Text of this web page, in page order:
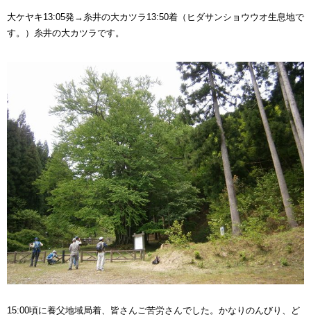
大ケヤキ13:05発→糸井の大カツラ13:50着（ヒダサンショウウオ生息地で
す。）糸井の大カツラです。
15:00頃に養父地域局着、皆さんご苦労さんでした。かなりのんびり、ど